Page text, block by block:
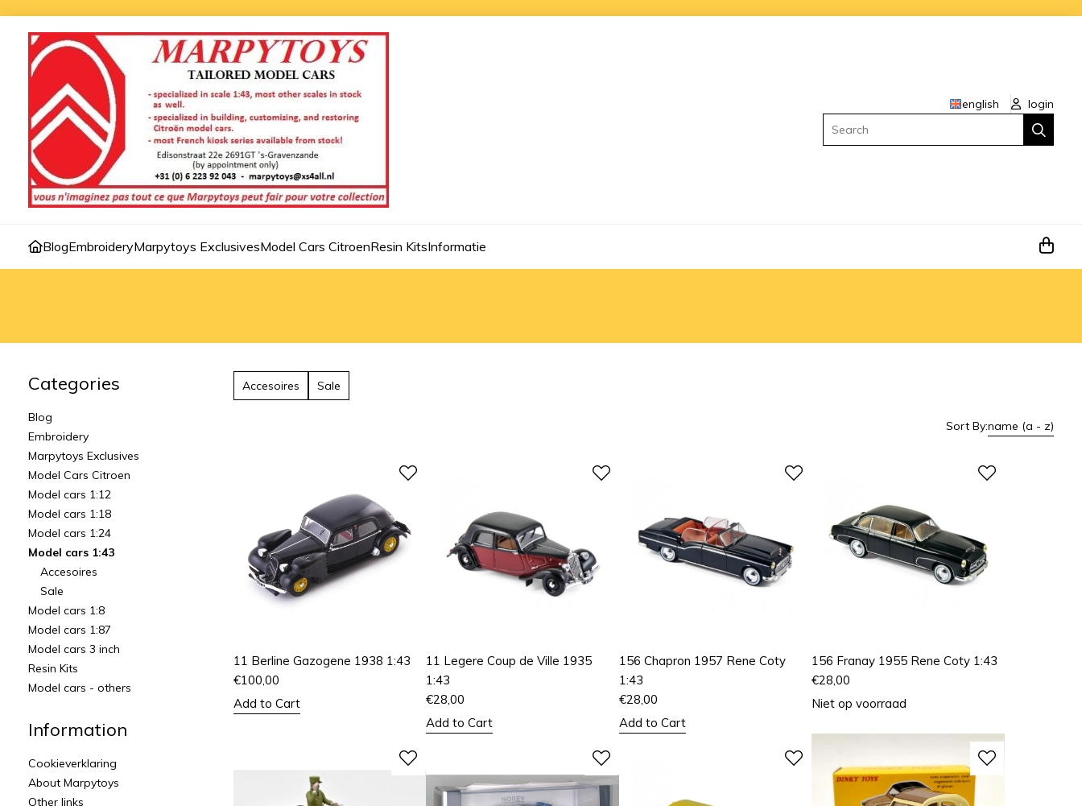
english
login
Search
BlogEmbroideryMarpytoys ExclusivesModel Cars CitroenResin KitsInformatie
Categories
Blog
Embroidery
Marpytoys Exclusives
Model Cars Citroen
Model cars 1:12
Model cars 1:18
Model cars 1:24
Model cars 1:43
Accesoires
Sale
Model cars 1:8
Model cars 1:87
Model cars 3 inch
Resin Kits
Model cars - others
Information
Cookieverklaring
About Marpytoys
Other links
Accesoires Sale
Sort By:name (a - z)
11 Berline Gazogene 1938 1:43
€100,00
Add to Cart
11 Legere Coup de Ville 1935
1:43
€28,00
Add to Cart
156 Chapron 1957 Rene Coty
1:43
€28,00
Add to Cart
156 Franay 1955 Rene Coty 1:43
€28,00
Niet op voorraad